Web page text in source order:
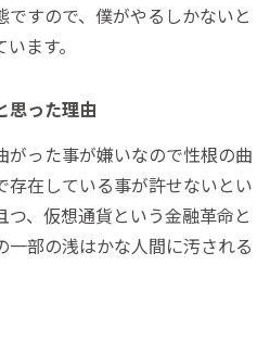
すので、僕がやるしかないと
ます。
思った理由
がった事が嫌いなので性根の曲
在している事が許せないとい
つ、仮想通貨という金融革命と
一部の浅はかな人間に汚される